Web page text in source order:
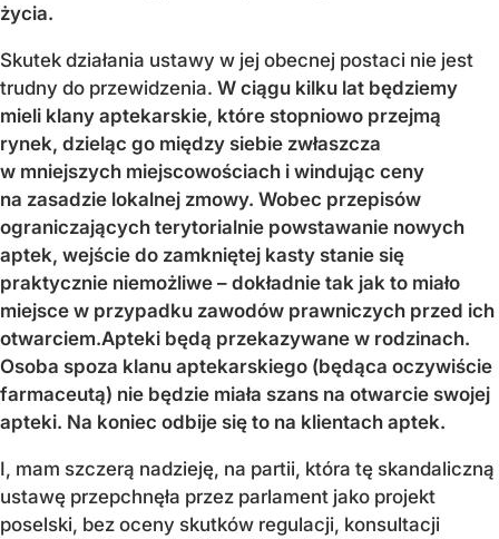
życia.
Skutek działania ustawy w jej obecnej postaci nie jest
trudny do przewidzenia. W ciągu kilku lat będziemy
mieli klany aptekarskie, które stopniowo przejmą
rynek, dzieląc go między siebie zwłaszcza
w mniejszych miejscowościach i windując ceny
na zasadzie lokalnej zmowy. Wobec przepisów
ograniczających terytorialnie powstawanie nowych
aptek, wejście do zamkniętej kasty stanie się
praktycznie niemożliwe – dokładnie tak jak to miało
miejsce w przypadku zawodów prawniczych przed ich
otwarciem.Apteki będą przekazywane w rodzinach.
Osoba spoza klanu aptekarskiego (będąca oczywiście
farmaceutą) nie będzie miała szans na otwarcie swojej
apteki. Na koniec odbije się to na klientach aptek.
I, mam szczerą nadzieję, na partii, która tę skandaliczną
ustawę przepchnęła przez parlament jako projekt
poselski, bez oceny skutków regulacji, konsultacji